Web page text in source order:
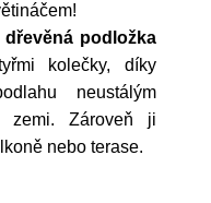
dřevěná podložka
kolečky, díky
neustálým
zemi. Zároveň ji
nebo terase.